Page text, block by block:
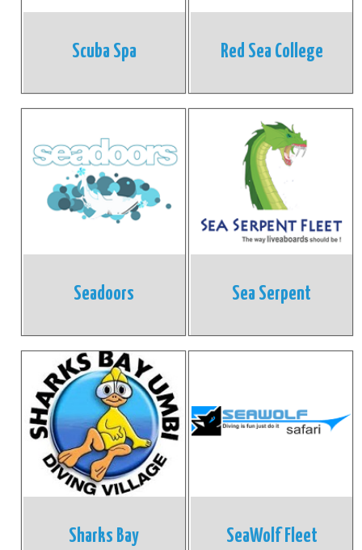
Red Sea College
Scuba Spa
Sea Serpent
Seadoors
SeaWolf Fleet
Sharks Bay